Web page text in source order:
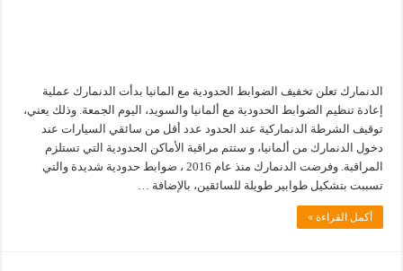
الدنمارك تعلن تخفيف الضوابط الحدودية مع المانيا بدأت الدنمارك عملية
إعادة تنظيم الضوابط الحدودية مع ألمانيا والسويد، اليوم الجمعة. وذلك يعني،
توقيف الشرطة الدنماركية عند الحدود عدد أقل من سائقي السيارات عند
دخول الدنمارك من ألمانيا، و ستتم مراقبة الأماكن الحدودية التي تستلزم
المراقبة. وفرضت الدنمارك منذ عام 2016 ، ضوابط حدودية شديدة والتي
تسببت بتشكيل طوابير طويلة للسائقين، بالإضافة …
أكمل القراءة »